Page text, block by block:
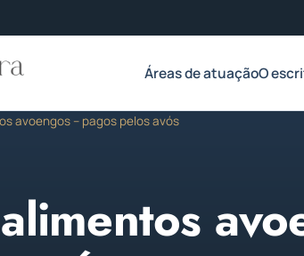
Áreas de atuaçãoO
avoengos – pagos pelos avós